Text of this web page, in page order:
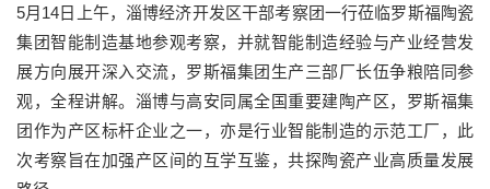
5月14日上午，淄博经济开发区干部考察团一行莅临罗斯福陶瓷
集团智能制造基地参观考察，并就智能制造经验与产业经营发
展方向展开深入交流，罗斯福集团生产三部厂长伍争粮陪同参
观，全程讲解。淄博与高安同属全国重要建陶产区，罗斯福集
团作为产区标杆企业之一，亦是行业智能制造的示范工厂，此
次考察旨在加强产区间的互学互鉴，共探陶瓷产业高质量发展